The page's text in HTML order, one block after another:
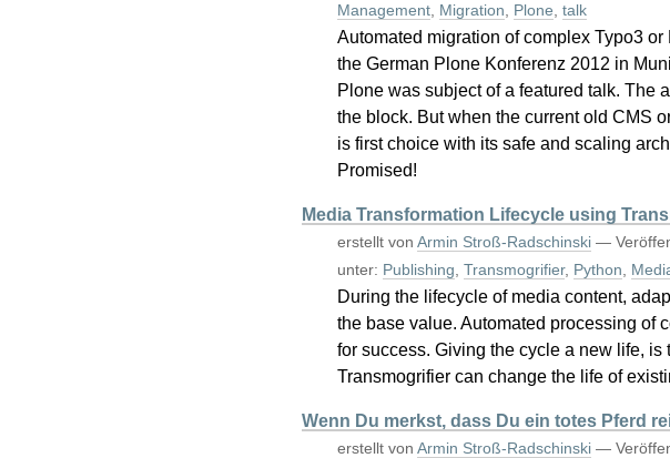
Management, Migration Plone talk
Automated migration of complex Typo3
the German Plone Konferenz 2012 in
Plone was subject of a featured talk. The
the block. But when the current old CMS
is first choice with its safe and scaling
Promised!
Media Transformation Lifecycle using
erstellt von Armin Stroß-Radschinski —
unter: Publishing Transmogrifier, Python
During the lifecycle of media content,
the base value. Automated processing of
for success. Giving the cycle a new life,
Transmogrifier can change the life of
Wenn Du merkst, dass Du ein totes Pferd
erstellt von Armin Stroß-Radschinski —